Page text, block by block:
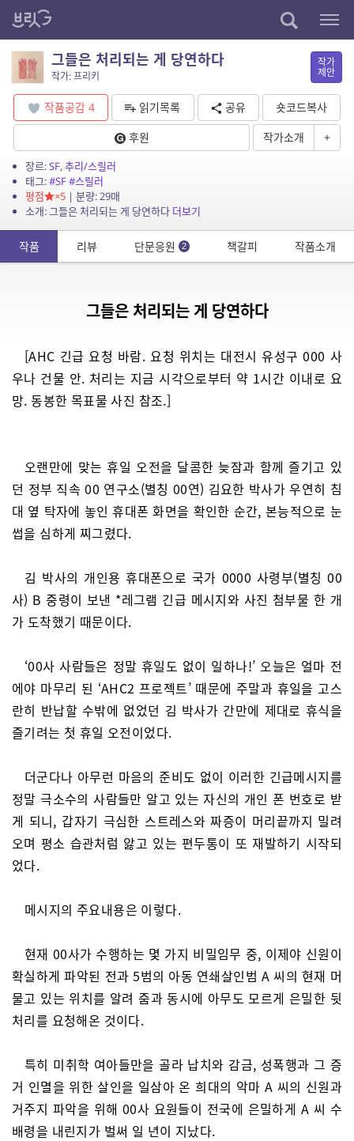
그들은 처리되는 게 당연하다
작가: 프리키
작가
제안
작품공감 4 읽기목록 공유
숏코드복사
후원
작가소개 +
장르:SF,추리/스릴러
태그:#SF#스릴러
평점
×5| 분량: 29매
소개: 그들은 처리되는 게 당연하다 더보기
작품 리뷰 단문응원 2 책갈피 작품소개
그들은 처리되는 게 당연하다
[AHC 긴급 요청 바람. 요청 위치는 대전시 유성구 000 사
우나 건물 안. 처리는 지금 시각으로부터 약 1시간 이내로 요
망. 동봉한 목표물 사진 참조.]
오랜만에 맞는 휴일 오전을 달콤한 늦잠과 함께 즐기고 있
던 정부 직속 00 연구소(별칭 00연) 김요한 박사가 우연히 침
대 옆 탁자에 놓인 휴대폰 화면을 확인한 순간, 본능적으로 눈
썹을 심하게 찌그렸다.
김 박사의 개인용 휴대폰으로 국가 0000 사령부(별칭 00
사) B 중령이 보낸 *레그램 긴급 메시지와 사진 첨부물 한 개
가 도착했기 때문이다.
‘00사 사람들은 정말 휴일도 없이 일하나!’ 오늘은 얼마 전
에야 마무리 된 ‘AHC2 프로젝트’ 때문에 주말과 휴일을 고스
란히 반납할 수밖에 없었던 김 박사가 간만에 제대로 휴식을
즐기려는 첫 휴일 오전이었다.
더군다나 아무런 마음의 준비도 없이 이러한 긴급메시지를
정말 극소수의 사람들만 알고 있는 자신의 개인 폰 번호로 받
게 되니, 갑자기 극심한 스트레스와 짜증이 머리끝까지 밀려
오며 평소 습관처럼 앓고 있는 편두통이 또 재발하기 시작되
었다.
메시지의 주요내용은 이렇다.
현재 00사가 수행하는 몇 가지 비밀임무 중, 이제야 신원이
확실하게 파악된 전과 5범의 아동 연쇄살인범 A 씨의 현재 머
물고 있는 위치를 알려 줌과 동시에 아무도 모르게 은밀한 뒷
처리를 요청해온 것이다.
특히 미취학 여아들만을 골라 납치와 감금, 성폭행과 그 증
거 인멸을 위한 살인을 일삼아 온 희대의 악마 A 씨의 신원과
거주지 파악을 위해 00사 요원들이 전국에 은밀하게 A 씨 수
배령을 내린지가 벌써 일 년이 지났다.